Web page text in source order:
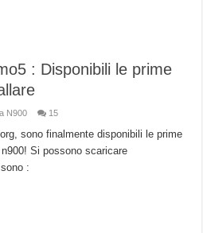
: Disponibili le prime
N900 15
sono finalmente disponibili le prime
Si possono scaricare
: